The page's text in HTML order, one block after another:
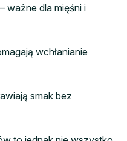
– ważne dla mięśni i
wchłanianie
smak bez